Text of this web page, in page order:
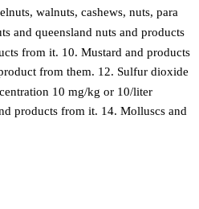
walnuts, cashews, nuts, para
and queensland nuts and products
from it. 10. Mustard and products
from them. 12. Sulfur dioxide
10 mg/kg or 10/liter
products from it. 14. Molluscs and